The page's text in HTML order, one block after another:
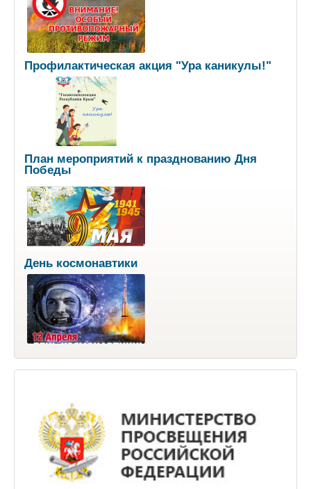
Профилактическая акция "Ура каникулы!"
План мероприятий к празднованию Дня
Победы
День космонавтики